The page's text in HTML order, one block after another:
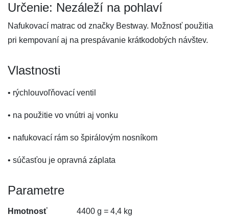
Určenie: Nezáleží na pohlaví
Nafukovací matrac od značky Bestway. Možnosť použitia
pri kempovaní aj na prespávanie krátkodobých návštev.
Vlastnosti
• rýchlouvoľňovací ventil
• na použitie vo vnútri aj vonku
• nafukovací rám so špirálovým nosníkom
• súčasťou je opravná záplata
Parametre
Hmotnosť 4400 g = 4,4 kg